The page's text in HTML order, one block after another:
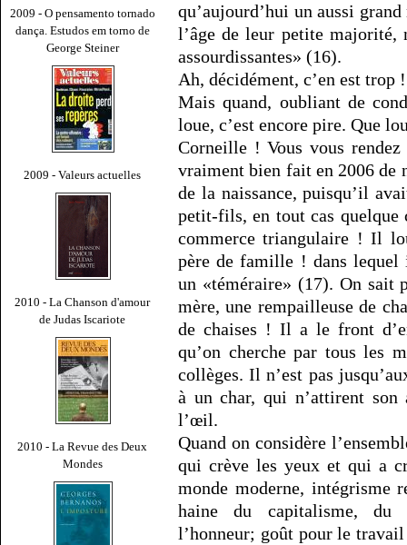
2009 - O pensamento tornado
dança. Estudos em torno de
George Steiner
2009 - Valeurs actuelles
2010 - La Chanson d'amour
de Judas Iscariote
2010 - La Revue des Deux
Mondes
qu’aujourd’hui un aussi
l’âge de leur petite majorité,
assourdissantes» (16).
Ah, décidément, c’en est trop !
Mais quand, oubliant de
loue, c’est encore pire. Que
Corneille ! Vous vous
vraiment bien fait en 2006 de
de la naissance, puisqu’il
petit-fils, en tout cas quelque
commerce triangulaire ! Il
père de famille ! dans
un «téméraire» (17). On sait
mère, une rempailleuse de
de chaises ! Il a le front
qu’on cherche par tous les
collèges. Il n’est pas
à un char, qui n’attirent
l’œil.
Quand on considère
qui crève les yeux et qui a
monde moderne, intégrisme
haine du capitalisme, du
l’honneur; goût pour le